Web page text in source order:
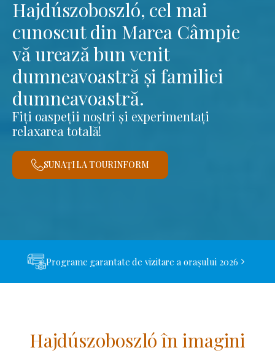
Hajdúszoboszló, cel mai
cunoscut din Marea Câmpie
vă urează bun venit
dumneavoastră și familiei
dumneavoastră.
Fiți oaspeții noștri și experimentați
relaxarea totală!
SUNAȚI LA TOURINFORM
Programe garantate de vizitare a orașului 2026
Hajdúszoboszló în imagini